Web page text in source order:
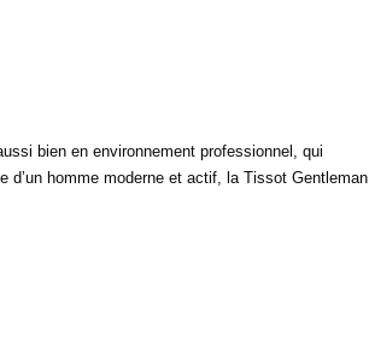
bien en environnement professionnel, qui
homme moderne et actif, la Tissot Gentleman